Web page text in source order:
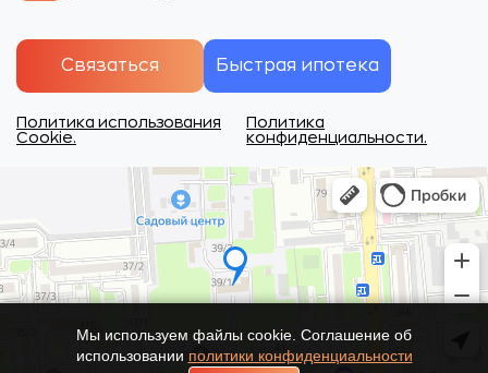
Связаться Быстрая ипотека
Политика использования
Cookie.
Политика
конфиденциальности.
Мы используем файлы cookie. Соглашение об
использовании политики конфиденциальности